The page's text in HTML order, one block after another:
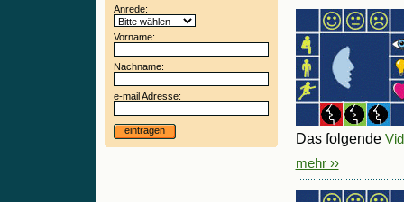
Anrede:
Vorname:
Nachname:
e-mail Adresse:
eintragen Das folgende
mehr ››